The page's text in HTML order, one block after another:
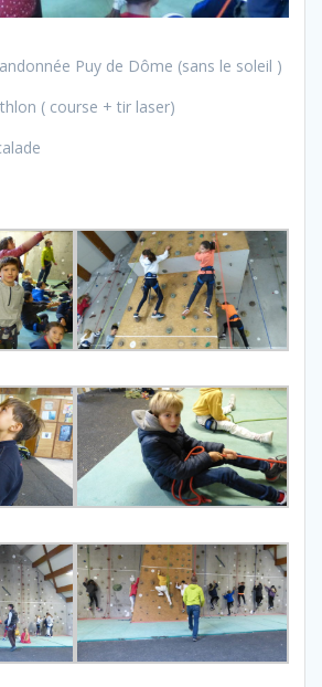
Puy de Dôme (sans le soleil )
( course + tir laser)